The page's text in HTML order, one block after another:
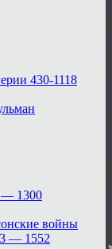
430-1118
— 1300
войны
— 1552